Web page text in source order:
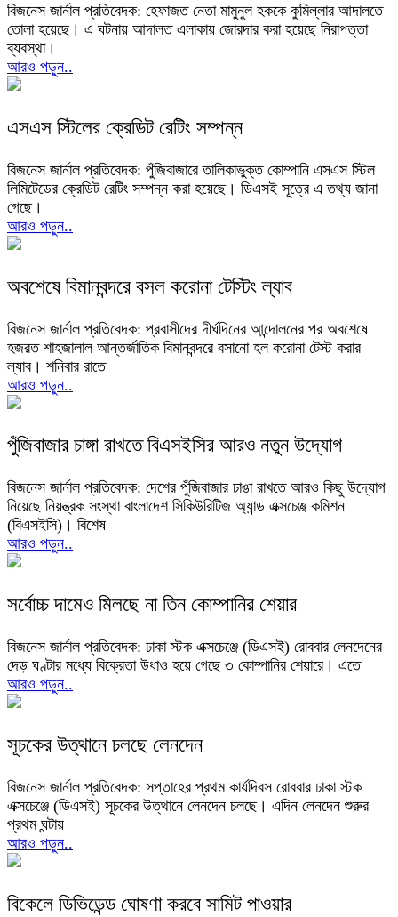
বিজনেস জার্নাল প্রতিবেদক: হেফাজত নেতা মামুনুল হককে কুমিল্লার আদালতে
তোলা হয়েছে। এ ঘটনায় আদালত এলাকায় জোরদার করা হয়েছে নিরাপত্তা
ব্যবস্থা।
আরও পড়ুন..
এসএস স্টিলের ক্রেডিট রেটিং সম্পন্ন
বিজনেস জার্নাল প্রতিবেদক: পুঁজিবাজারে তালিকাভুক্ত কোম্পানি এসএস স্টিল
লিমিটেডের ক্রেডিট রেটিং সম্পন্ন করা হয়েছে। ডিএসই সূত্রে এ তথ্য জানা
গেছে।
আরও পড়ুন..
অবশেষে বিমানবন্দরে বসল করোনা টেস্টিং ল্যাব
বিজনেস জার্নাল প্রতিবেদক: প্রবাসীদের দীর্ঘদিনের আন্দোলনের পর অবশেষে
হজরত শাহজালাল আন্তর্জাতিক বিমানবন্দরে বসানো হল করোনা টেস্ট করার
ল্যাব। শনিবার রাতে
আরও পড়ুন..
পুঁজিবাজার চাঙ্গা রাখতে বিএসইসির আরও নতুন উদ্যোগ
বিজনেস জার্নাল প্রতিবেদক: দেশের পুঁজিবাজার চাঙা রাখতে আরও কিছু উদ্যোগ
নিয়েছে নিয়ন্ত্রক সংস্থা বাংলাদেশ সিকিউরিটিজ অ্যান্ড এক্সচেঞ্জ কমিশন
(বিএসইসি)। বিশেষ
আরও পড়ুন..
সর্বোচ্চ দামেও মিলছে না তিন কোম্পানির শেয়ার
বিজনেস জার্নাল প্রতিবেদক: ঢাকা স্টক এক্সচেঞ্জে (ডিএসই) রোববার লেনদেনের
দেড় ঘণ্টার মধ্যে বিক্রেতা উধাও হয়ে গেছে ৩ কোম্পানির শেয়ারে। এতে
আরও পড়ুন..
সূচকের উত্থানে চলছে লেনদেন
বিজনেস জার্নাল প্রতিবেদক: সপ্তাহের প্রথম কার্যদিবস রোববার ঢাকা স্টক
এক্সচেঞ্জে (ডিএসই) সূচকের উত্থানে লেনদেন চলছে। এদিন লেনদেন শুরুর
প্রথম ঘন্টায়
আরও পড়ুন..
বিকেলে ডিভিডেন্ড ঘোষণা করবে সামিট পাওয়ার